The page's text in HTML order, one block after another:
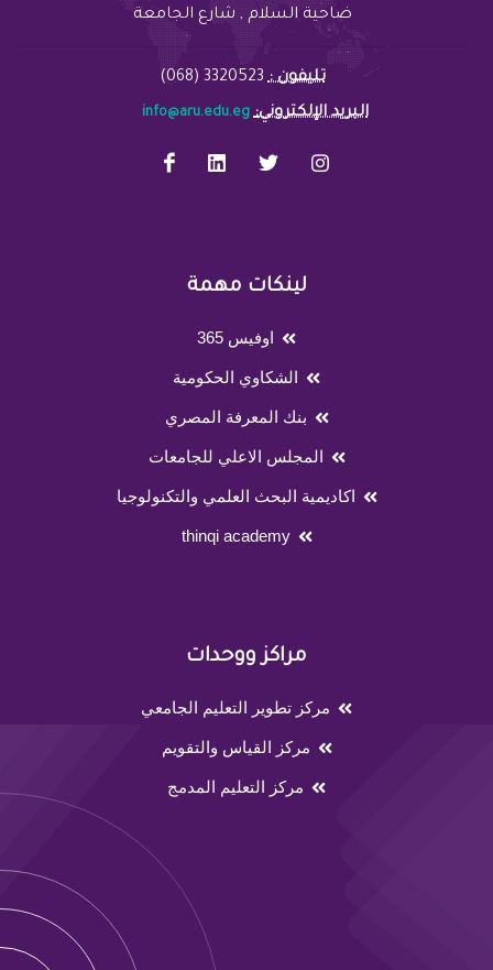
ضاحية السلام , شارع الجامعة
تليفون :3320523 (068)
info@aru.edu.eg :البريد الإلكتروني
لينكات مهمة
اوفيس 365
الشكاوي الحكومية
بنك المعرفة المصري
المجلس الاعلي للجامعات
اكاديمية البحث العلمي والتكنولوجيا
thinqi academy
مراكز ووحدات
مركز تطوير التعليم الجامعي
مركز القياس والتقويم
مركز التعليم المدمج